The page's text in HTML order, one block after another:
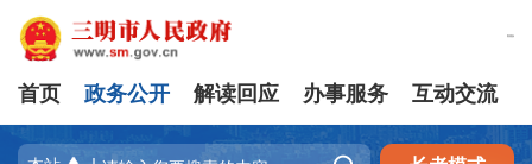
首页 政务公开 解读回应 办事服务 互动交流